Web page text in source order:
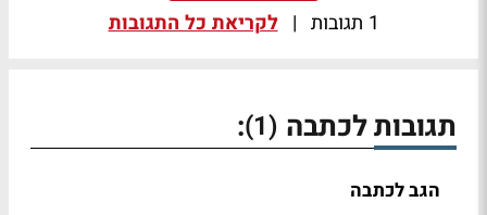
1 תגובות | לקריאת כל התגובות
תגובות לכתבה (1)
:
הגב לכתבה